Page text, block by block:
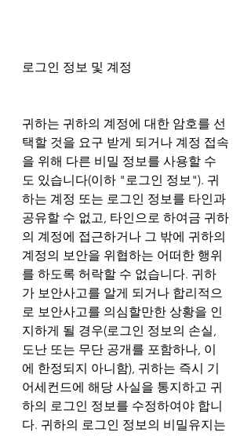
로그인 정보 및 계정
귀하는 귀하의 계정에 대한 암호를 선
택할 것을 요구 받게 되거나 계정 접속
을 위해 다른 비밀 정보를 사용할 수
도 있습니다(이하 "로그인 정보"). 귀
하는 계정 또는 로그인 정보를 타인과
공유할 수 없고, 타인으로 하여금 귀하
의 계정에 접근하거나 그 밖에 귀하의
계정의 보안을 위협하는 어떠한 행위
를 하도록 허락할 수 없습니다. 귀하
가 보안사고를 알게 되거나 합리적으
로 보안사고를 의심할만한 상황을 인
지하게 될 경우(로그인 정보의 손실,
도난 또는 무단 공개를 포함하나, 이
에 한정되지 아니함), 귀하는 즉시 기
어세컨드에 해당 사실을 통지하고 귀
하의 로그인 정보를 수정하여야 합니
다. 귀하의 로그인 정보의 비밀유지는